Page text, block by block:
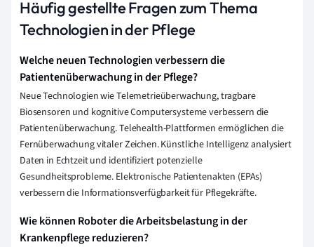
Häufig gestellte Fragen zum Thema
Technologien in der Pflege
Welche neuen Technologien verbessern die
Patientenüberwachung in der Pflege?
Neue Technologien wie Telemetrieüberwachung, tragbare
Biosensoren und kognitive Computersysteme verbessern die
Patientenüberwachung. Telehealth-Plattformen ermöglichen die
Fernüberwachung vitaler Zeichen. Künstliche Intelligenz analysiert
Daten in Echtzeit und identifiziert potenzielle
Gesundheitsprobleme. Elektronische Patientenakten (EPAs)
verbessern die Informationsverfügbarkeit für Pflegekräfte.
Wie können Roboter die Arbeitsbelastung in der
Krankenpflege reduzieren?